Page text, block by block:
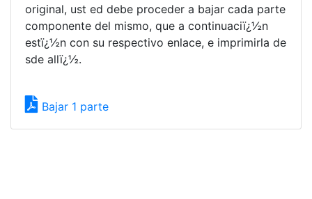
original, ust ed debe proceder a bajar cada parte
componente del mismo, que a continuaciï¿½n
estï¿½n con su respectivo enlace, e imprimirla de
sde allï¿½.
Bajar 1 parte